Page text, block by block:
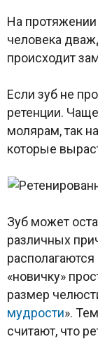
На
человека
происходит
Если зуб не
ретенции.
молярам, так
которые
Зуб может
различных
«новичку»
размер
мудрости».
считают, что